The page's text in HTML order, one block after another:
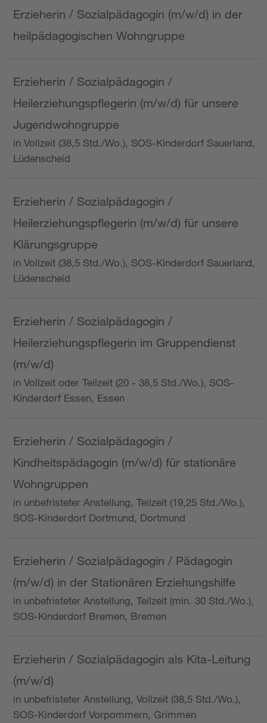
Erzieherin / Sozialpädagogin (m/w/d) in der
heilpädagogischen Wohngruppe
Erzieherin / Sozialpädagogin /
Heilerziehungspflegerin (m/w/d) für unsere
Jugendwohngruppe
in Vollzeit (38,5 Std./Wo.), SOS-Kinderdorf Sauerland,
Lüdenscheid
Erzieherin / Sozialpädagogin /
Heilerziehungspflegerin (m/w/d) für unsere
Klärungsgruppe
in Vollzeit (38,5 Std./Wo.), SOS-Kinderdorf Sauerland,
Lüdenscheid
Erzieherin / Sozialpädagogin /
Heilerziehungspflegerin im Gruppendienst
(m/w/d)
in Vollzeit oder Teilzeit (20 - 38,5 Std./Wo.), SOS-
Kinderdorf Essen, Essen
Erzieherin / Sozialpädagogin /
Kindheitspädagogin (m/w/d) für stationäre
Wohngruppen
in unbefristeter Anstellung, Teilzeit (19,25 Std./Wo.),
SOS-Kinderdorf Dortmund, Dortmund
Erzieherin / Sozialpädagogin / Pädagogin
(m/w/d) in der Stationären Erziehungshilfe
in unbefristeter Anstellung, Teilzeit (min. 30 Std./Wo.),
SOS-Kinderdorf Bremen, Bremen
Erzieherin / Sozialpädagogin als Kita-Leitung
(m/w/d)
in unbefristeter Anstellung, Vollzeit (38,5 Std./Wo.),
SOS-Kinderdorf Vorpommern, Grimmen